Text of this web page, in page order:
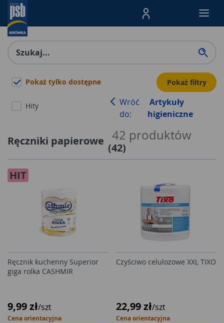
Menu Produktów,
Pokaż tylko dostępne
Hity
Pokaż filtry
Wróć
do:
Artykuły
higieniczne
Ręczniki papierowe 42 produktów
(42)
HIT
Ręcznik kuchenny Superior
giga rolka CASHMIR
9,99 zł/szt
Cena orientacyjna
Czyściwo celulozowe XXL TIXO
22,99 zł/szt
Cena orientacyjna